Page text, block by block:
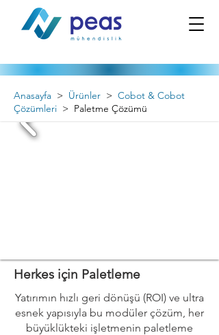
Anasayfa > Ürünler > Cobot & Cobot
Çözümleri > Paletme Çözümü
Herkes için Paletleme
Yatırımın hızlı geri dönüşü (ROI) ve ultra
esnek yapısıyla bu modüler çözüm, her
büyüklükteki işletmenin paletleme